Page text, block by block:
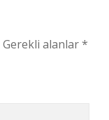
Gerekli alanlar*